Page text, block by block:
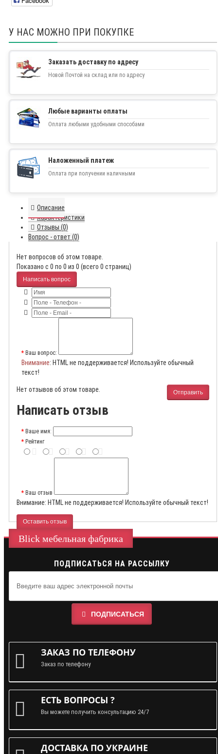
У НАС МОЖНО ПРИ ПОКУПКЕ
Заказать доставку по адресу
Новой Почтой на склад или по адресу
Любые варианты оплаты
Оплата любыми удобными способами
Наложенный платеж
Оплата при получении наличными
Описание
Характеристики
Отзывы (0)
Вопрос - ответ (0)
Нет вопросов об этом товаре.
Показано с 0 по 0 из 0 (всего 0 страниц)
Написать вопрос
Ваш вопрос:
Внимание: HTML не поддерживается! Используйте обычный
текст!
Отправить
Нет отзывов об этом товаре.
Написать отзыв
Ваше имя:
Рейтинг
Ваш отзыв
Внимание: HTML не поддерживается! Используйте обычный текст!
Оставить отзыв
Blick мебельная фабрика
ПОДПИСАТЬСЯ НА РАССЫЛКУ
ПОДПИСАТЬСЯ
ЗАКАЗ ПО ТЕЛЕФОНУ
Заказ по телефону
ЕСТЬ ВОПРОСЫ ?
Вы можете получить консультацию 24/7
ДОСТАВКА ПО УКРАИНЕ